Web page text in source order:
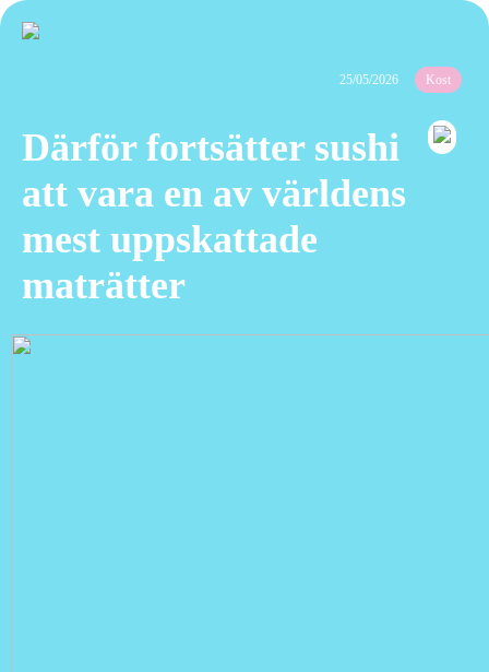
25/05/2026 Kost
Därför fortsätter sushi
att vara en av världens
mest uppskattade
maträtter